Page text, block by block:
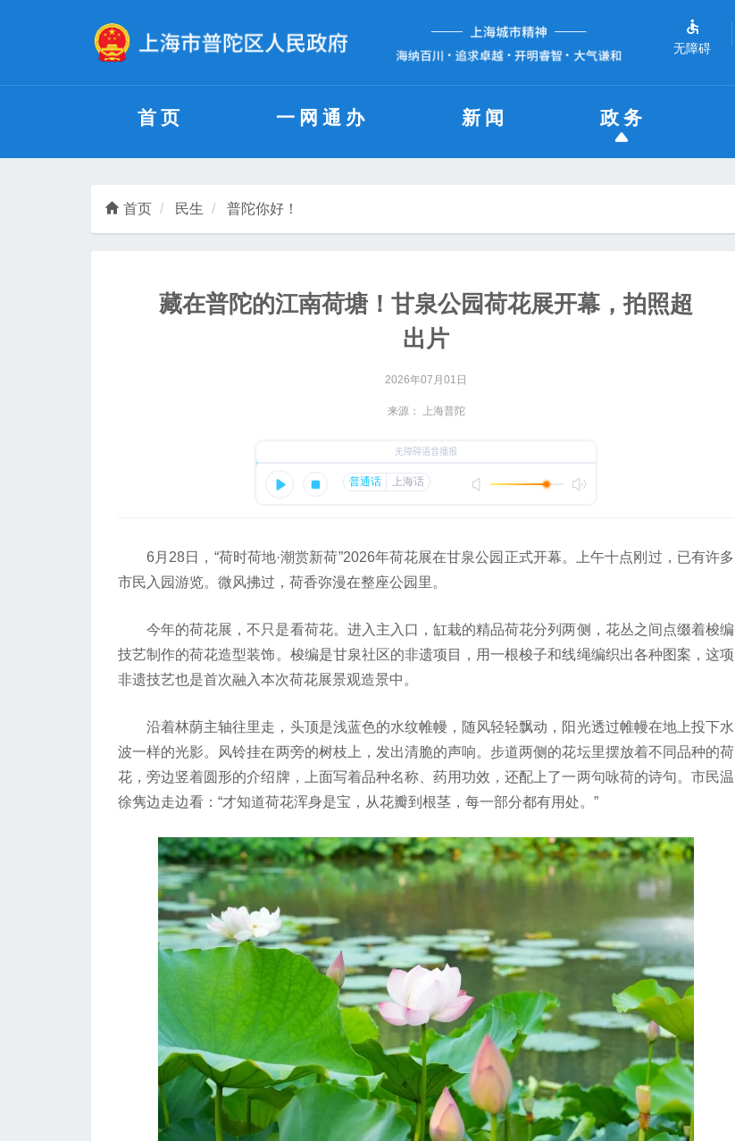
无障碍
首页 一网通办 新闻 政务
首页 民生 普陀你好！
藏在普陀的江南荷塘！甘泉公园荷花展开幕，拍照超
出片
2026年07月01日
来源： 上海普陀
6月28日，“荷时荷地·潮赏新荷”2026年荷花展在甘泉公园正式开幕。上午十点刚过，已有许多
市民入园游览。微风拂过，荷香弥漫在整座公园里。
今年的荷花展，不只是看荷花。进入主入口，缸栽的精品荷花分列两侧，花丛之间点缀着梭编
技艺制作的荷花造型装饰。梭编是甘泉社区的非遗项目，用一根梭子和线绳编织出各种图案，这项
非遗技艺也是首次融入本次荷花展景观造景中。
沿着林荫主轴往里走，头顶是浅蓝色的水纹帷幔，随风轻轻飘动，阳光透过帷幔在地上投下水
波一样的光影。风铃挂在两旁的树枝上，发出清脆的声响。步道两侧的花坛里摆放着不同品种的荷
花，旁边竖着圆形的介绍牌，上面写着品种名称、药用功效，还配上了一两句咏荷的诗句。市民温
徐隽边走边看：“才知道荷花浑身是宝，从花瓣到根茎，每一部分都有用处。”